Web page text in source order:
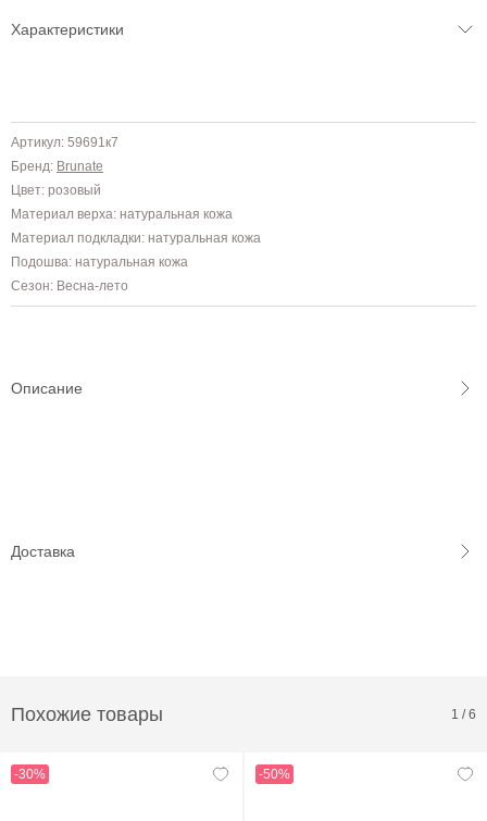
Характеристики
Артикул: 59691к7
Бренд: Brunate
Цвет: розовый
Материал верха: натуральная кожа
Материал подкладки: натуральная кожа
Подошва: натуральная кожа
Сезон: Весна-лето
Описание
Доставка
Похожие товары 1 /6
-30% -50%